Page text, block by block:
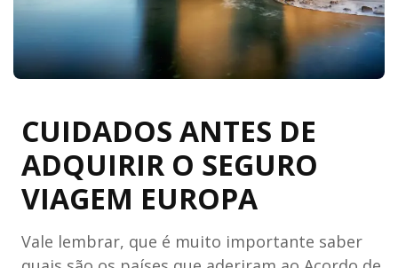
CUIDADOS ANTES DE
ADQUIRIR O SEGURO
VIAGEM EUROPA
Vale lembrar, que é muito importante saber